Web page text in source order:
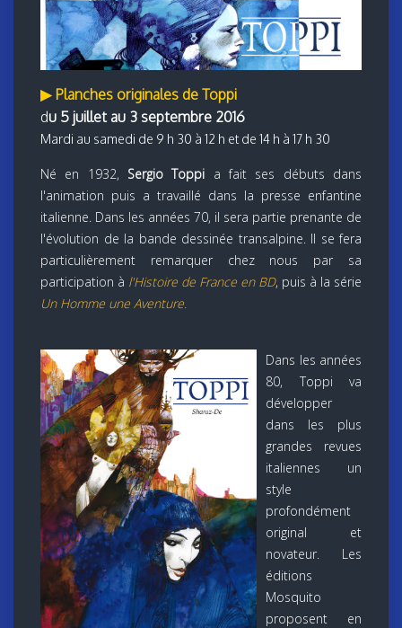
▶ Planches originales de Toppi
du 5 juillet au 3 septembre 2016
Mardi au samedi de 9 h 30 à 12 h et de 14 h à 17 h 30
Né en 1932, Sergio Toppi a fait ses débuts dans
l'animation puis a travaillé dans la presse enfantine
italienne. Dans les années 70, il sera partie prenante de
l'évolution de la bande dessinée transalpine. Il se fera
particulièrement remarquer chez nous par sa
participation à l'Histoire de France en BD, puis à la série
Un Homme une Aventure.
Dans les années
80, Toppi va
développer
dans les plus
grandes revues
italiennes un
style
profondément
original et
novateur. Les
éditions
Mosquito
proposent en